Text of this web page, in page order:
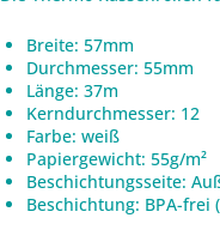
Breite: 57mm
Durchmesser: 55mm
Länge: 37m
Kerndurchmesser: 12
Farbe: weiß
Papiergewicht: 55g/m²
Beschichtungsseite:
Beschichtung: BPA-frei